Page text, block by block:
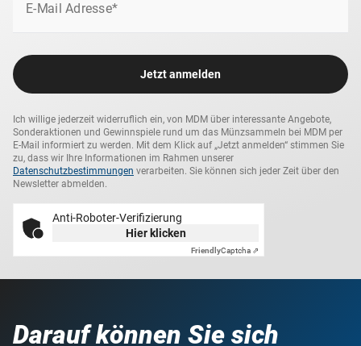
E-Mail Adresse*
Jetzt anmelden
Ich willige jederzeit widerruflich ein, von MDM über interessante Angebote,
Sonderaktionen und Gewinnspiele rund um das Münzsammeln bei MDM per
E-Mail informiert zu werden. Mit dem Klick auf „Jetzt anmelden“ stimmen Sie
zu, dass wir Ihre Informationen im Rahmen unserer
Datenschutzbestimmungen verarbeiten. Sie können sich jeder Zeit über den
Newsletter abmelden.
Anti-Roboter-Verifizierung
Hier klicken
FriendlyCaptcha ⇗
Darauf können Sie sich